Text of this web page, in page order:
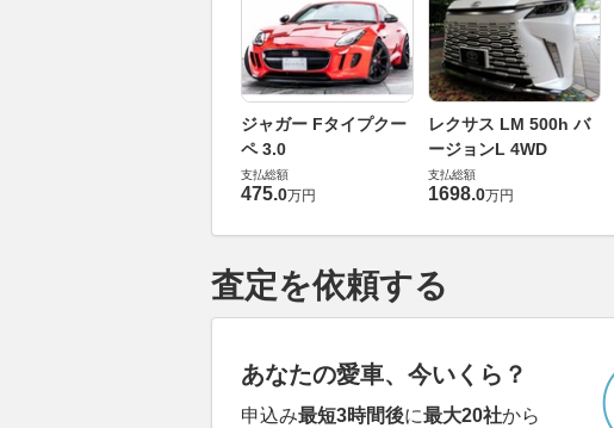
ジャガー Fタイプクー
ペ 3.0
支払総額
475.0万円
レクサス LM 500h バ
ージョンL 4WD
支払総額
1698.0万円
査定を依頼する
あなたの愛車、今いくら？
申込み最短3時間後に最大20社から